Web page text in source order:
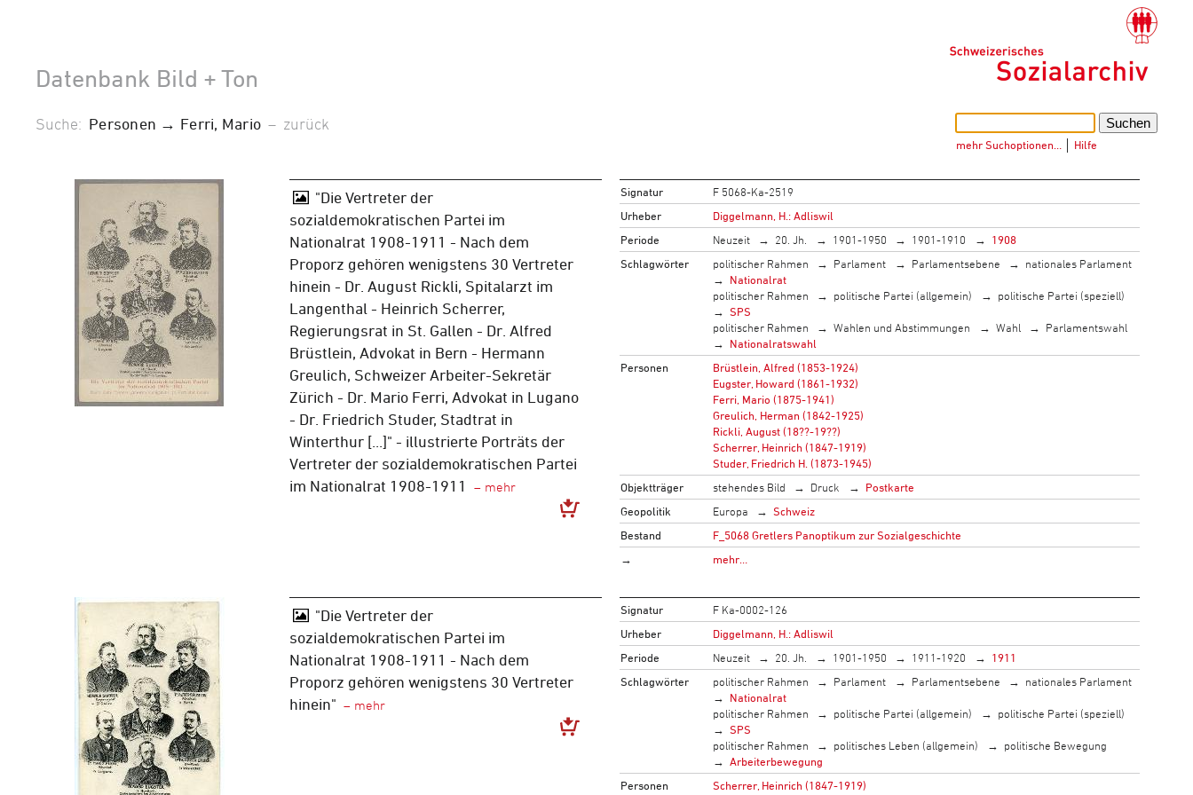
Datenbank Bild + Ton
mehr Suchoptionen… Hilfe
Suche: Personen → Ferri, Mario – zurück
"Die Vertreter der
sozialdemokratischen Partei im
Nationalrat 1908-1911 - Nach dem
Proporz gehören wenigstens 30 Vertreter
hinein - Dr. August Rickli, Spitalarzt im
Langenthal - Heinrich Scherrer,
Regierungsrat in St. Gallen - Dr. Alfred
Brüstlein, Advokat in Bern - Hermann
Greulich, Schweizer Arbeiter-Sekretär
Zürich - Dr. Mario Ferri, Advokat in Lugano
- Dr. Friedrich Studer, Stadtrat in
Winterthur [...]" - illustrierte Porträts der
Vertreter der sozialdemokratischen Partei
im Nationalrat 1908-1911
Signatur
F 5068-Ka-2519
Urheber
Diggelmann, H.: Adliswil
Periode
Neuzeit 20. Jh. 1901-1950 1901-1910
1908
Schlagwörter
politischer Rahmen Parlament Parlamentsebene
nationales Parlament
Nationalrat
politischer Rahmen
politische Partei (allgemein)
politische Partei (speziell)
SPS
politischer Rahmen
Wahlen und Abstimmungen Wahl
Parlamentswahl
Nationalratswahl
Personen
Brüstlein, Alfred (1853-1924)
Eugster, Howard (1861-1932)
Ferri, Mario (1875-1941)
Greulich, Herman (1842-1925)
Rickli, August (18??-19??)
Scherrer, Heinrich (1847-1919)
Studer, Friedrich H. (1873-1945)
Objektträger
stehendes Bild Druck
Postkarte
Geopolitik
Europa
Schweiz
Bestand
F_5068 Gretlers Panoptikum zur Sozialgeschichte
→
mehr…
"Die Vertreter der
sozialdemokratischen Partei im
Nationalrat 1908-1911 - Nach dem
Proporz gehören wenigstens 30 Vertreter
hinein"
Signatur
F Ka-0002-126
Urheber
Diggelmann, H.: Adliswil
Periode
Neuzeit 20. Jh. 1901-1950 1911-1920
1911
Schlagwörter
politischer Rahmen Parlament Parlamentsebene
nationales Parlament
Nationalrat
politischer Rahmen
politische Partei (allgemein)
politische Partei (speziell)
SPS
politischer Rahmen
politisches Leben (allgemein)
politische Bewegung
Arbeiterbewegung
Personen
Scherrer, Heinrich (1847-1919)